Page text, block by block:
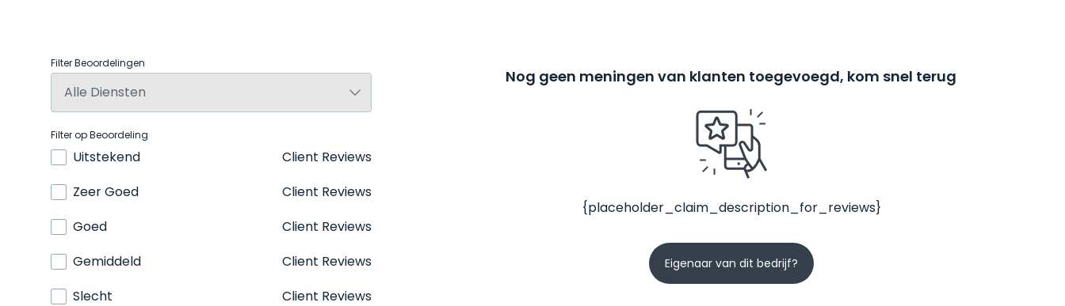
Filter Beoordelingen
Filter op Beoordeling
Uitstekend
Client Reviews
Zeer Goed
Client Reviews
Goed
Client Reviews
Gemiddeld
Client Reviews
Slecht
Client Reviews
Nog geen meningen van klanten toegevoegd, kom snel terug
{placeholder_claim_description_for_reviews}
Eigenaar van dit bedrijf?